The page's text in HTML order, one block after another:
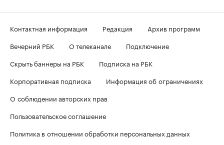
Контактная информация Редакция
Архив программ
Вечерний РБК
О телеканале
Подключение
Скрыть баннеры на РБК
Подписка на РБК
Корпоративная подписка
Информация об ограничениях
О соблюдении авторских прав
Пользовательское соглашение
Политика в отношении обработки персональных данных